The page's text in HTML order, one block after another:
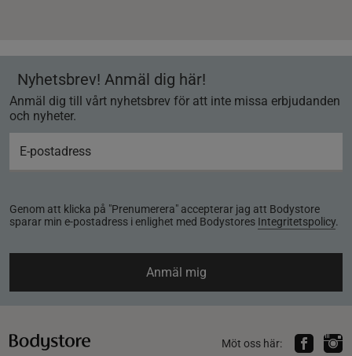
Nyhetsbrev! Anmäl dig här!
Anmäl dig till vårt nyhetsbrev för att inte missa erbjudanden
och nyheter.
Genom att klicka på "Prenumerera" accepterar jag att Bodystore
sparar min e-postadress i enlighet med Bodystores Integritetspolicy.
Anmäl mig
Möt oss här: